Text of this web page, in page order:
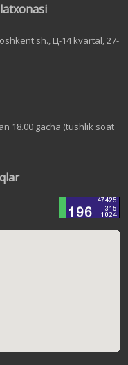
sh., Ц-14 kvartal, 27-
18.00 gacha (tushlik soat